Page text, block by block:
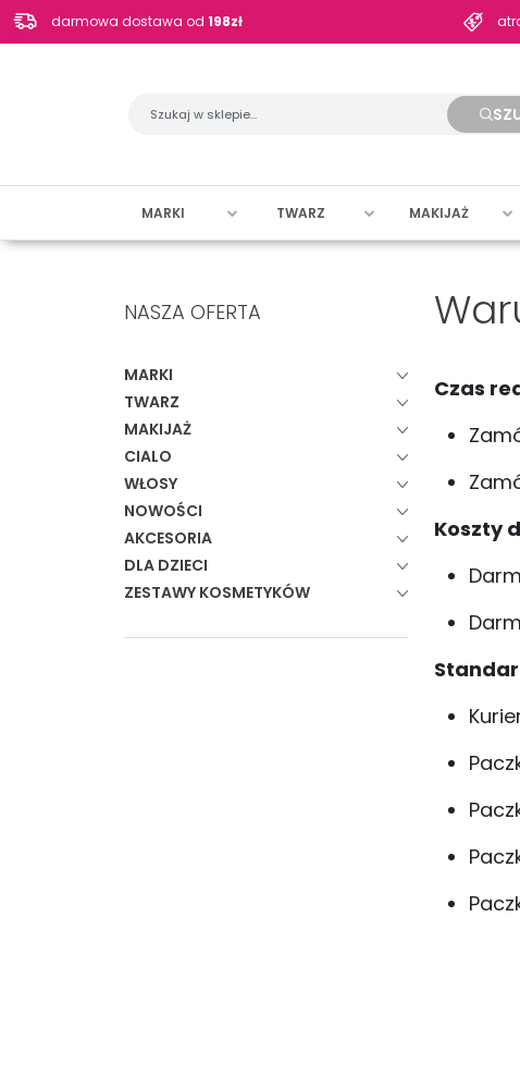
darmowa dostawa od 198zł
MARKI TWARZ MAKIJAŻ
Czas
Koszty
NASZA OFERTA
MARKI
TWARZ
MAKIJAŻ
CIALO
WŁOSY
NOWOŚCI
AKCESORIA
DLA DZIECI
ZESTAWY KOSMETYKÓW